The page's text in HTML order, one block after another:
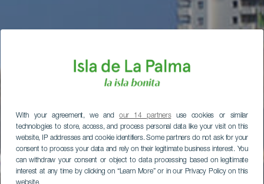
With your agreement, we andour 14 partnersuse cookies or similar
technologies to store, access, and process personal data like your visit on this
website, IP addresses and cookie identifiers. Some partners do not ask for your
consent to process your data and rely on their legitimate business interest. You
can withdraw your consent or object to data processing based on legitimate
interest at any time by clicking on “Learn More” or in our Privacy Policy on this